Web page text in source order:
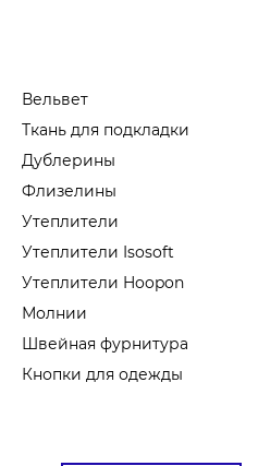
Вельвет
Ткань для подкладки
Дублерины
Флизелины
Утеплители
Утеплители Isosoft
Утеплители Hoopon
Молнии
Швейная фурнитура
Кнопки для одежды